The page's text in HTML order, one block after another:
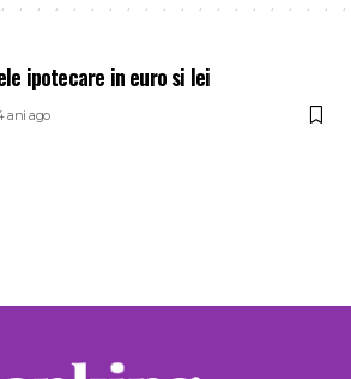
ipotecare in euro si lei
ani ago